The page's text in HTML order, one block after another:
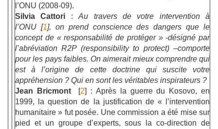
l’ONU (2008-09).
Silvia Cattori :Au travers de votre intervention à
l’ONU [1], on prend conscience des dangers que le
concept de « responsabilité de protéger » -désigné par
l’abréviation R2P (responsibility to protect) –comporte
pour les pays faibles. On aimerait mieux comprendre qui
est à l’origine de cette doctrine qui suscite votre
appréhension ? Qui en sont les véritables inspirateurs ?
Jean Bricmont[2] : Après la guerre du Kosovo, en
1999, la question de la justification de « l’intervention
humanitaire » fut posée. Une commission a été mise sur
pied et un groupe d’experts, sous la co-direction de